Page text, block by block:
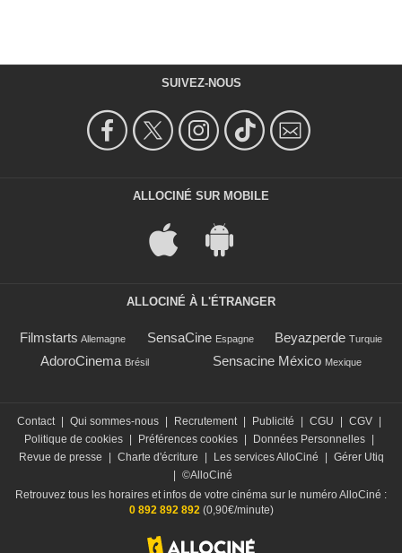
SUIVEZ-NOUS
ALLOCINÉ SUR MOBILE
ALLOCINÉ À L'ÉTRANGER
Filmstarts Allemagne SensaCine Espagne Beyazperde Turquie
AdoroCinema Brésil Sensacine México Mexique
Contact | Qui sommes-nous | Recrutement | Publicité | CGU | CGV |
Politique de cookies | Préférences cookies | Données Personnelles |
Revue de presse
| Charte d'écriture | Les services AlloCiné | Gérer Utiq
| ©AlloCiné
Retrouvez tous les horaires et infos de votre cinéma sur le numéro AlloCiné :
0 892 892 892(0,90€/minute)